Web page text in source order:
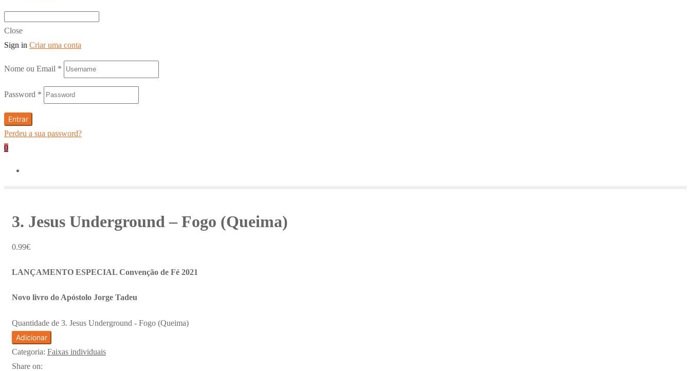
Close
Sign in Criar uma conta
Nome ou Email *
Password *
Entrar
Perdeu a sua password?
0
3. Jesus Underground – Fogo (Queima)
0.99€
LANÇAMENTO ESPECIAL Convenção de Fé 2021
Novo livro do Apóstolo Jorge Tadeu
Quantidade de 3. Jesus Underground - Fogo (Queima)
Adicionar
Categoria: Faixas individuais
Share on: